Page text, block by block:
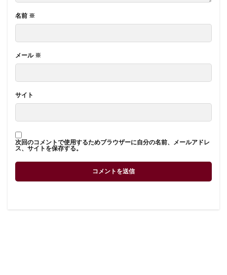
名前 ※
メール ※
サイト
次回のコメントで使用するためブラウザーに自分の名前、メールアドレ
ス、サイトを保存する。